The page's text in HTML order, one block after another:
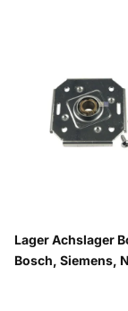
Lager Achslager
Bosch, Siemens,